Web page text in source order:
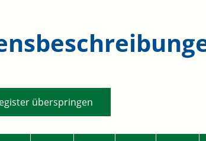
überspringen